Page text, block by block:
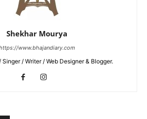
Shekhar Mourya
www.bhajandiary.com
/ Writer / Web Designer & Blogger.